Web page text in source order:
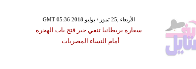
GMT 05:36 2018 الأربعاء ,25 تموز / يوليو
سفارة بريطانيا تنفي خبر فتح باب الهجرة
أمام النساء المصريات